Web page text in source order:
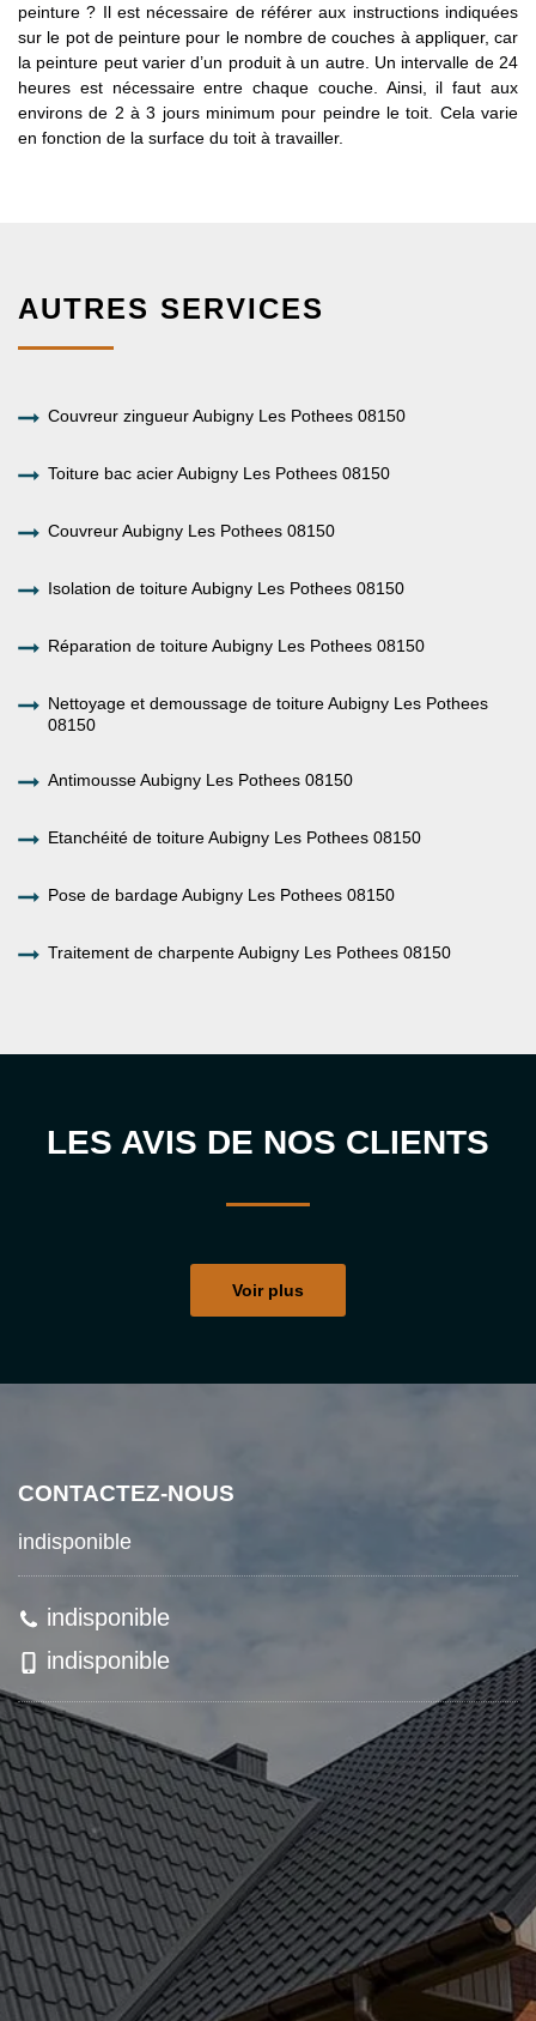
peinture ? Il est nécessaire de référer aux instructions indiquées
sur le pot de peinture pour le nombre de couches à appliquer, car
la peinture peut varier d’un produit à un autre. Un intervalle de 24
heures est nécessaire entre chaque couche. Ainsi, il faut aux
environs de 2 à 3 jours minimum pour peindre le toit. Cela varie
en fonction de la surface du toit à travailler.
AUTRES SERVICES
Couvreur zingueur Aubigny Les Pothees 08150
Toiture bac acier Aubigny Les Pothees 08150
Couvreur Aubigny Les Pothees 08150
Isolation de toiture Aubigny Les Pothees 08150
Réparation de toiture Aubigny Les Pothees 08150
Nettoyage et demoussage de toiture Aubigny Les Pothees
08150
Antimousse Aubigny Les Pothees 08150
Etanchéité de toiture Aubigny Les Pothees 08150
Pose de bardage Aubigny Les Pothees 08150
Traitement de charpente Aubigny Les Pothees 08150
LES AVIS DE NOS CLIENTS
Voir plus
CONTACTEZ-NOUS
indisponible
indisponible
indisponible